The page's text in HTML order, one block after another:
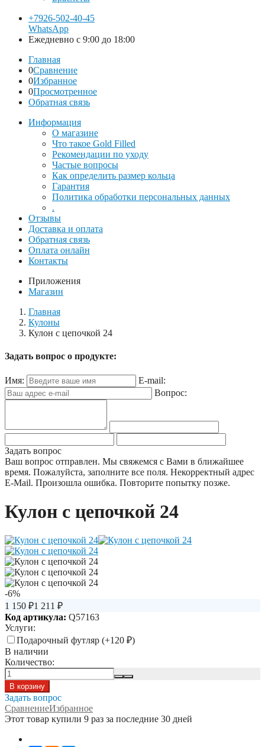
+7926-502-40-45
WhatsApp
Ежедневно с 9:00 до 18:00
Главная
0Сравнение
0Избранное
0Просмотренное
Обратная связь
Информация
О магазине
Что такое Gold Filled
Рекомендации по уходу
Частые вопросы
Как определить размер кольца
Гарантия
Политика обработки персональных данных
.
Отзывы
Доставка и оплата
Обратная связь
Оплата онлайн
Контакты
Приложения
Магазин
Главная
Кулоны
Кулон с цепочкой 24
Задать вопрос о продукте:
Имя:
E-mail:
Вопрос:
Задать вопрос
Ваш вопрос отправлен. Мы свяжемся с Вами в ближайшее
время. Пожалуйста, заполните все поля. Некорректный адрес
E-Mail. Произошла ошибка. Повторите попытку позже.
Кулон с цепочкой 24
-6%
1 150 ₽1 211 ₽
Код артикула: Q57163
Услуги:
Подарочный футляр (+120 ₽)
В наличии
Количество:
Задать вопрос
СравнениеИзбранное
Этот товар купили 9 раз за последние 30 дней